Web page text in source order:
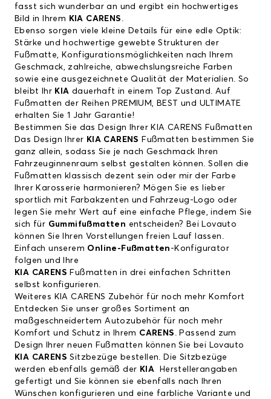
fasst sich wunderbar an und ergibt ein hochwertiges
Bild in Ihrem KIA CARENS .
Ebenso sorgen viele kleine Details für eine edle Optik:
Stärke und hochwertige gewebte Strukturen der
Fußmatte, Konfigurationsmöglichkeiten nach Ihrem
Geschmack, zahlreiche, abwechslungsreiche Farben
sowie eine ausgezeichnete Qualität der Materialien. So
bleibt Ihr KIA dauerhaft in einem Top Zustand. Auf
Fußmatten der Reihen PREMIUM, BEST und ULTIMATE
erhalten Sie 1 Jahr Garantie!
Bestimmen Sie das Design Ihrer KIA CARENS Fußmatten
Das Design Ihrer KIA CARENS Fußmatten bestimmen Sie
ganz allein, sodass Sie je nach Geschmack Ihren
Fahrzeuginnenraum selbst gestalten können. Sollen die
Fußmatten klassisch dezent sein oder mir der Farbe
Ihrer Karosserie harmonieren? Mögen Sie es lieber
sportlich mit Farbakzenten und Fahrzeug-Logo oder
legen Sie mehr Wert auf eine einfache Pflege, indem Sie
sich für Gummifußmatten entscheiden? Bei Lovauto
können Sie Ihren Vorstellungen freien Lauf lassen.
Einfach unserem Online-Fußmatten -Konfigurator
folgen und Ihre
KIA CARENS Fußmatten in drei einfachen Schritten
selbst konfigurieren.
Weiteres KIA CARENS Zubehör für noch mehr Komfort
Entdecken Sie unser großes Sortiment an
maßgeschneidertem Autozubehör für noch mehr
Komfort und Schutz in Ihrem CARENS . Passend zum
Design Ihrer neuen Fußmatten können Sie bei Lovauto
KIA CARENSSitzbezüge bestellen. Die Sitzbezüge
werden ebenfalls gemäß der KIA
Herstellerangaben
gefertigt und Sie können sie ebenfalls nach Ihren
Wünschen konfigurieren und eine farbliche Variante und